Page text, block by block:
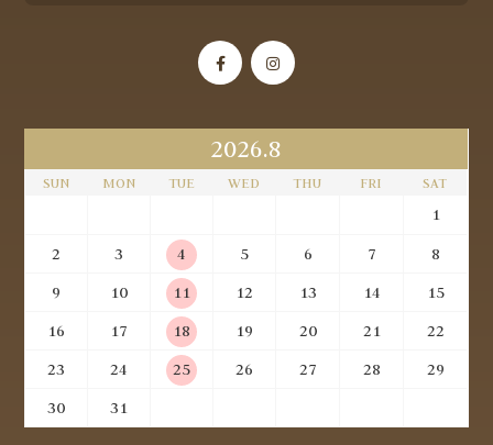
2026.8
SUN MON TUE WED THU FRI SAT
1
2
3 4 5 6 7
8
9
10 11 12 13 14
15
16
17 18 19 20 21
22
23
24 25 26 27 28
29
30
31